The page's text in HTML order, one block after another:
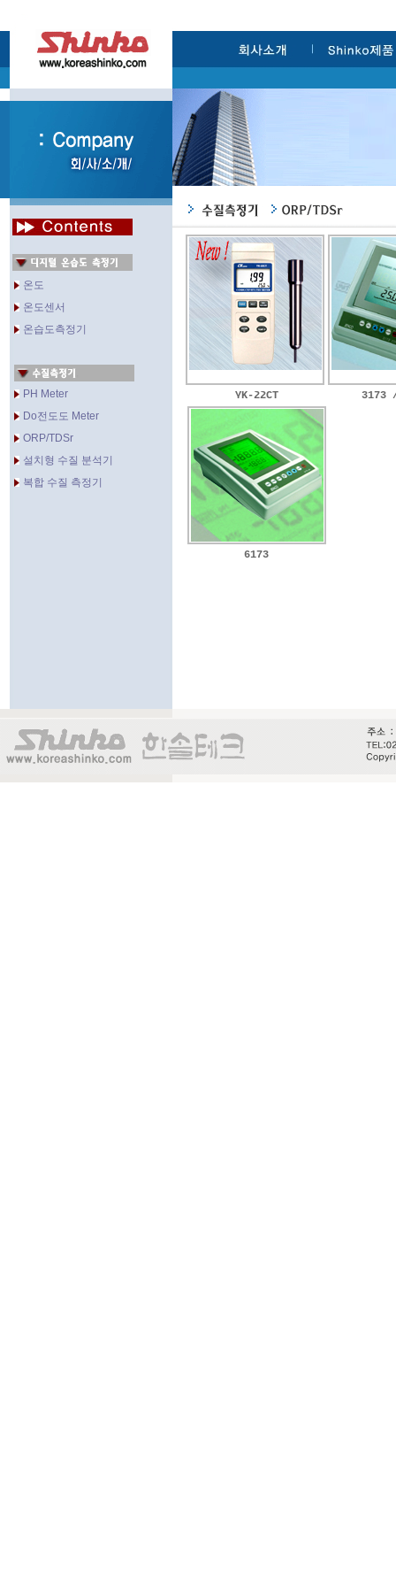
온도
온도센서
온습도측정기
PH Meter
Do전도도 Meter
ORP/TDSr
설치형 수질 분석기
복합 수질 측정기
YK-22CT 3173
6173